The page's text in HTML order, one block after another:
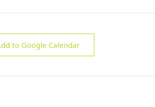
to Google Calendar